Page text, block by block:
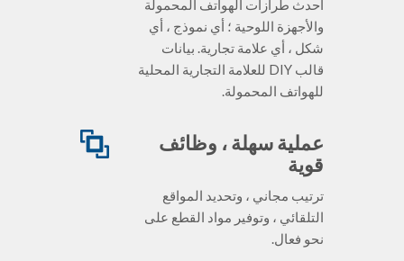
أحدث طرازات الهواتف المحمولة
والأجهزة اللوحية ؛ أي نموذج ، أي
شكل ، أي علامة تجارية. بيانات
قالب DIY للعلامة التجارية المحلية
للهواتف المحمولة.
عملية سهلة ، وظائف
قوية
ترتيب مجاني ، وتحديد المواقع
التلقائي ، وتوفير مواد القطع على
نحو فعال.